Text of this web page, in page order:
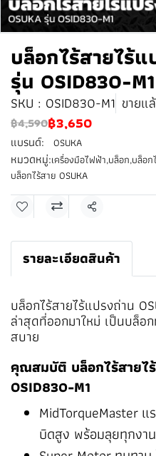
บล็อกไร้สายไร้แ
รุ่น OSID830-M1
SKU : OSID830-M1 ขายแ
฿4,590฿3,650
แบรนด์: OSUKA
หมวดหมู่:เครื่องมือไฟฟ้า,บล็อก,บล็อก
บล็อกไร้สาย OSUKA
แชร์
รายละเอียดสินค้า
บล็อกไร้สายไร้แปรงถ่าน
ล่าสุดที่ออกมาใหม่ เป็นบล็อ
สบาย
คุณสมบัติ บล็อกไร้สายไ
OSID830-M1
MidTorqueMaster
บิดสูง พร้อมลุยทุกงา